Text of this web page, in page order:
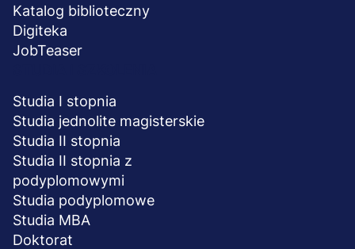
Katalog biblioteczny
Digiteka
JobTeaser
Studia I stopnia
Studia jednolite magisterskie
Studia II stopnia
Studia II stopnia z
podyplomowymi
Studia podyplomowe
Studia MBA
Doktorat